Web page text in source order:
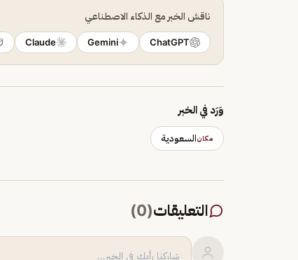
ناقش الخبر مع الذكاء الاصطناعي
ChatGPT
Gemini
Claude
وَرَد في الخبر
مكانالسعودية
التعليقات(
0
)